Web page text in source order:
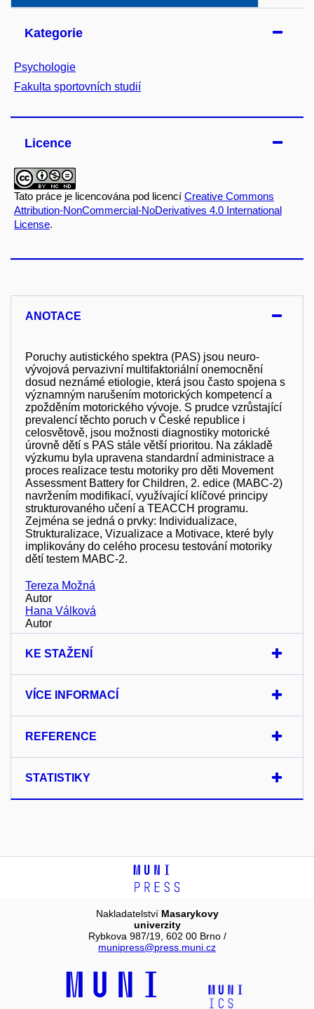
Kategorie
Psychologie
Fakulta sportovních studií
Licence
Tato práce je licencována pod licencí Creative Commons
Attribution-NonCommercial-NoDerivatives 4.0 International
License.
ANOTACE
Poruchy autistického spektra (PAS) jsou neuro-
vývojová pervazivní multifaktoriální onemocnění
dosud neznámé etiologie, která jsou často spojena s
významným narušením motorických kompetencí a
zpožděním motorického vývoje. S prudce vzrůstající
prevalencí těchto poruch v České republice i
celosvětově, jsou možnosti diagnostiky motorické
úrovně dětí s PAS stále větší prioritou. Na základě
výzkumu byla upravena standardní administrace a
proces realizace testu motoriky pro děti Movement
Assessment Battery for Children, 2. edice (MABC-2)
navržením modifikací, využívající klíčové principy
strukturovaného učení a TEACCH programu.
Zejména se jedná o prvky: Individualizace,
Strukturalizace, Vizualizace a Motivace, které byly
implikovány do celého procesu testování motoriky
dětí testem MABC-2.
Tereza Možná
Autor
Hana Válková
Autor
KE STAŽENÍ
VÍCE INFORMACÍ
REFERENCE
STATISTIKY
Nakladatelství Masarykovy
univerzity
Rybkova 987/19, 602 00 Brno /
munipress@press.muni.cz